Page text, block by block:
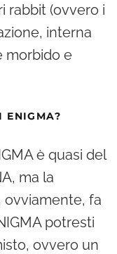
rabbit (ovvero i
interna
morbido e
ENIGMA?
è quasi del
ma la
ovviamente, fa
potresti
ovvero un